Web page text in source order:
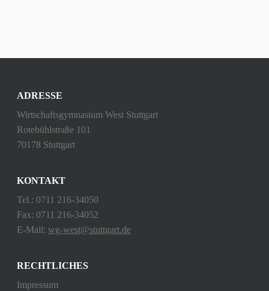
ADRESSE
Wirtschaftsgymnasium West Stuttgart
Rotebühlstraße 101
70178 Stuttgart
KONTAKT
Tel.: 0711 216-34050
Fax: 0711 216-34052
E-Mail: wg-west@stuttgart.de
RECHTLICHES
Impressum